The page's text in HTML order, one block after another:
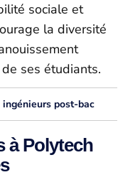
sociale et
la diversité
ses étudiants.
post-bac
à Polytech